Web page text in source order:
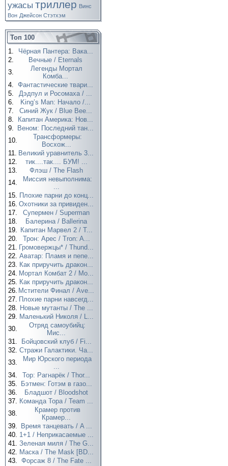
ужасы триллер Винс
Вон Джейсон Стэтхэм
Топ 100
1.
Чёрная Пантера: Вака...
2.
Вечные / Eternals
3.
Легенды Мортал
Комба...
4. Фантастические твари...
5.
Дэдпул и Росомаха / ...
6.
King’s Man: Начало /...
7.
Синий Жук / Blue Bee...
8.
Капитан Америка: Нов...
9.
Веном: Последний тан...
10.
Трансформеры:
Восхож...
11. Великий уравнитель 3...
12.
тик....так.... БУМ! ...
13.
Флэш / The Flash
14.
Миссия невыполнима:
...
15. Плохие парни до конц...
16. Охотники за привиден...
17.
Супермен / Superman
18.
Балерина / Ballerina
19. Капитан Марвел 2 / T...
20.
Трон: Арес / Tron: A...
21. Громовержцы* / Thund...
22. Аватар: Пламя и пепе...
23. Как приручить дракон...
24. Мортал Комбат 2 / Mo...
25. Как приручить дракон...
26. Мстители Финал / Ave...
27. Плохие парни навсегд...
28. Новые мутанты / The ...
29. Маленький Николя / L...
30.
Отряд самоубийц:
Мис...
31.
Бойцовский клуб / Fi...
32. Стражи Галактики. Ча...
33.
Мир Юрского периода
...
34.
Тор: Рагнарёк / Thor...
35.
Бэтмен: Готэм в газо...
36.
Бладшот / Bloodshot
37. Команда Тора / Team ...
38.
Крамер против
Крамер...
39.
Время танцевать / A ...
40. 1+1 / Неприкасаемые ...
41. Зеленая миля / The G...
42. Маска / The Mask [BD...
43. Форсаж 8 / The Fate ...